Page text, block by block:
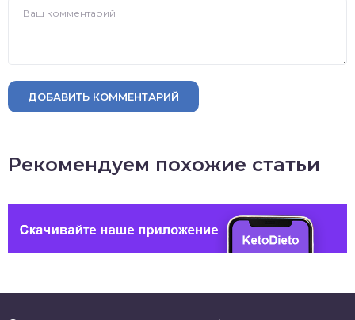
ДОБАВИТЬ КОММЕНТАРИЙ
Рекомендуем похожие статьи